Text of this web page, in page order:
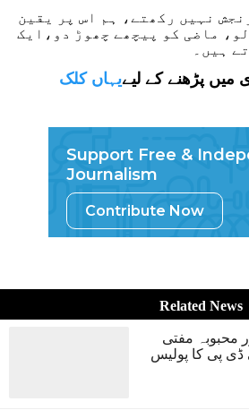
نہیں رکھتے، ہم اس پر یقین
ماضی کو پیچھے چھوڑ دو،ایک
ہیں۔
میں پڑھنے کے لیےیہاں کلک
Support Free &
Journalism
Contribute Now
Related News
محبوبہ مفتی
ڈی پی کا پولیس